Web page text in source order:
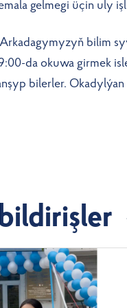
kemala gelmegi
bilim
da okuwa girmek
bilerler.